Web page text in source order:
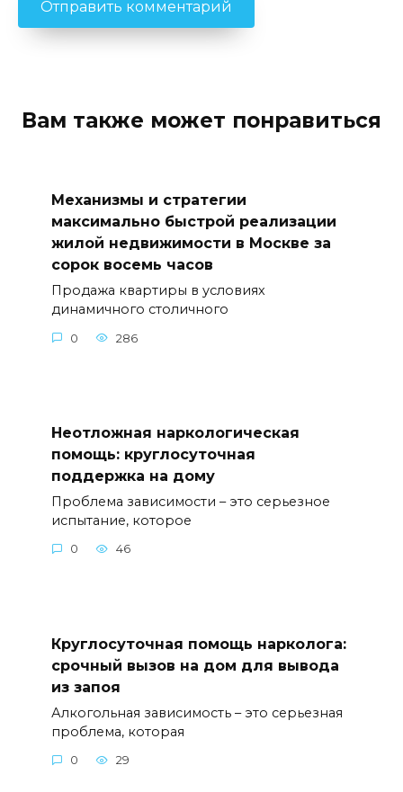
Вам также может понравиться
Механизмы и стратегии
максимально быстрой реализации
жилой недвижимости в Москве за
сорок восемь часов
Продажа квартиры в условиях
динамичного столичного
0 286
Неотложная наркологическая
помощь: круглосуточная
поддержка на дому
Проблема зависимости – это серьезное
испытание, которое
0 46
Круглосуточная помощь нарколога:
срочный вызов на дом для вывода
из запоя
Алкогольная зависимость – это серьезная
проблема, которая
0 29